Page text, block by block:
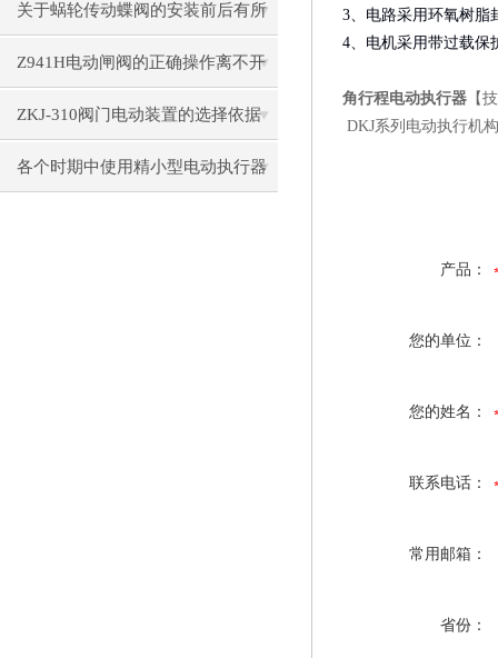
关于蜗轮传动蝶阀的安装前后有所
不同
Z941H电动闸阀的正确操作离不开
理论的认识
ZKJ-310阀门电动装置的选择依据
各个时期中使用精小型电动执行器
3、电路采用环氧树脂
4、电机采用带过载保
角行程电动执行器 【
DKJ系列电动执行机
产品：
您的单位：
您的姓名：
联系电话：
常用邮箱：
省份：